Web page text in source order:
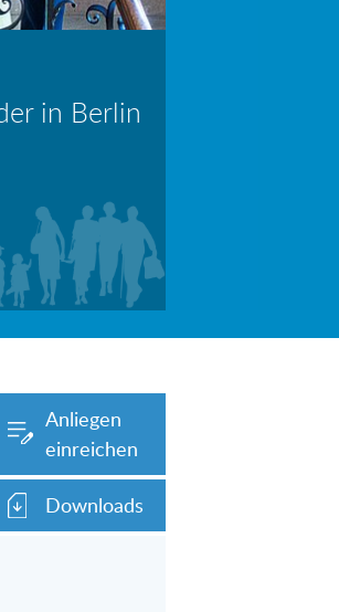
in Berlin
Information: Die Wohngeldstelle darf Nachweise über Bemühungen zur Aufnahme einer Erwerbstätigkeit fordern
auf dieser
Anliegen
einreichen
Downloads